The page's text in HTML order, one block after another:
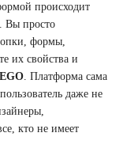
происходит
Вы просто
формы,
их свойства и
. Платформа сама
даже не
кто не имеет